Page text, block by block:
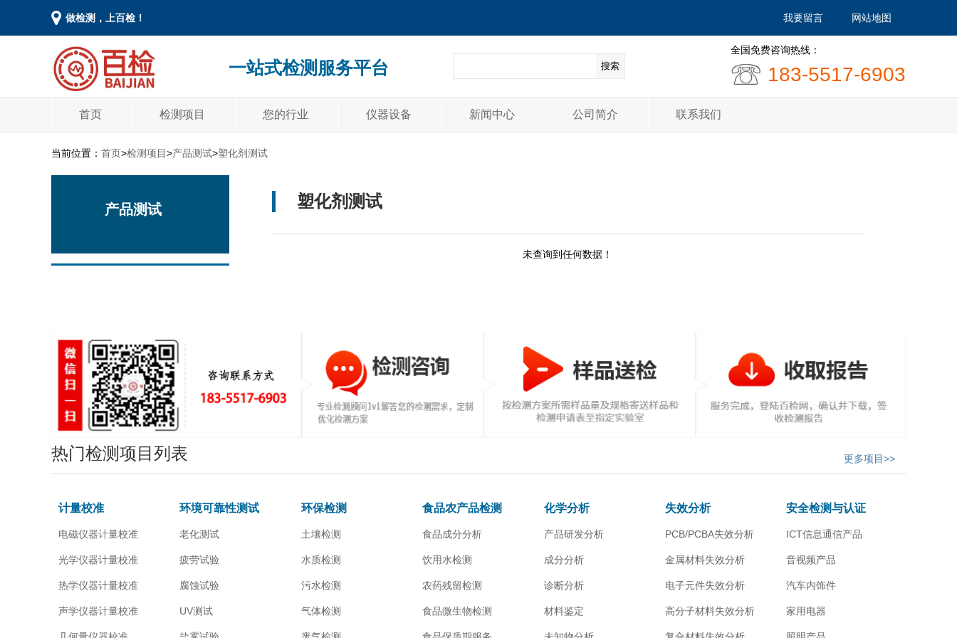
做检测，上百检！ 我要留言 网站地图
一站式检测服务平台 搜索
全国免费咨询热线：
183-5517-6903
首页 检测项目 您的行业 仪器设备 新闻中心 公司简介 联系我们
当前位置： 首页>检测项目>产品测试>塑化剂测试
产品测试 塑化剂测试
未查询到任何数据！
热门检测项目列表 更多项目>>
计量校准
电磁仪器计量校准
光学仪器计量校准
热学仪器计量校准
声学仪器计量校准
环境可靠性测试
老化测试
疲劳试验
腐蚀试验
UV测试
环保检测
土壤检测
水质检测
污水检测
气体检测
食品农产品检测
食品成分分析
饮用水检测
农药残留检测
食品微生物检测
化学分析
产品研发分析
成分分析
诊断分析
材料鉴定
失效分析
PCB/PCBA失效分析
金属材料失效分析
电子元件失效分析
高分子材料失效分析
安全检测与认证
ICT信息通信产品
音视频产品
汽车内饰件
家用电器